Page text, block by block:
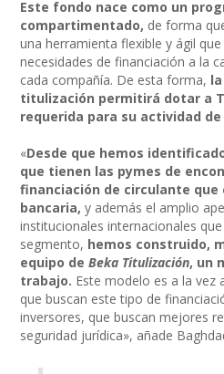
Este fondo nace como un
compartimentado, de forma
una herramienta flexible y ágil
necesidades de financiación a la
cada compañía. De esta forma,
titulización permitirá dotar a
requerida para su actividad
«Desde que hemos
que tienen las pymes de
financiación de circulante
bancaria,y además el amplio
institucionales internacionales
segmento, hemos construido,
equipo deBeka Titulización, un
trabajo. Este modelo es a la vez
que buscan este tipo de
inversores, que buscan mejores
seguridad jurídica», añade